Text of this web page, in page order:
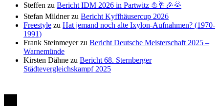
Steffen zu Bericht IDM 2026 in Partwitz ⛵🥂🎉🌞
Stefan Mildnerzu Bericht Kyffhäusercup 2026
Freestyle zu Hat jemand noch alte Ixylon-Aufnahmen? (1970-
1991)
Frank Steinmeyerzu Bericht Deutsche Meisterschaft 2025 –
Warnemünde
Kirsten Dähne zu Bericht 68. Sternberger
Städtevergleichskampf 2025